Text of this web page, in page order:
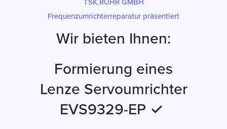
TSK.RUHR GMBH
Frequenzumrichterreparatur präsentiert
Wir bieten Ihnen:
Formierung eines
Lenze Servoumrichter
EVS9329-EP ✓